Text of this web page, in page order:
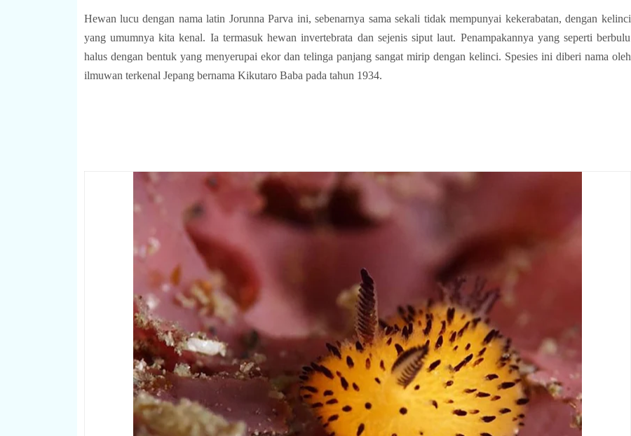
Hewan lucu dengan nama latin Jorunna Parva ini, sebenarnya sama sekali tidak mempunyai kekerabatan, dengan kelinci
yang umumnya kita kenal. Ia termasuk hewan invertebrata dan sejenis siput laut. Penampakannya yang seperti berbulu
halus dengan bentuk yang menyerupai ekor dan telinga panjang sangat mirip dengan kelinci. Spesies ini diberi nama oleh
ilmuwan terkenal Jepang bernama Kikutaro Baba pada tahun 1934.